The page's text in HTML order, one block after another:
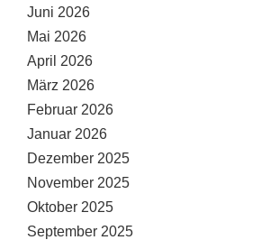
Juni 2026
Mai 2026
April 2026
März 2026
Februar 2026
Januar 2026
Dezember 2025
November 2025
Oktober 2025
September 2025